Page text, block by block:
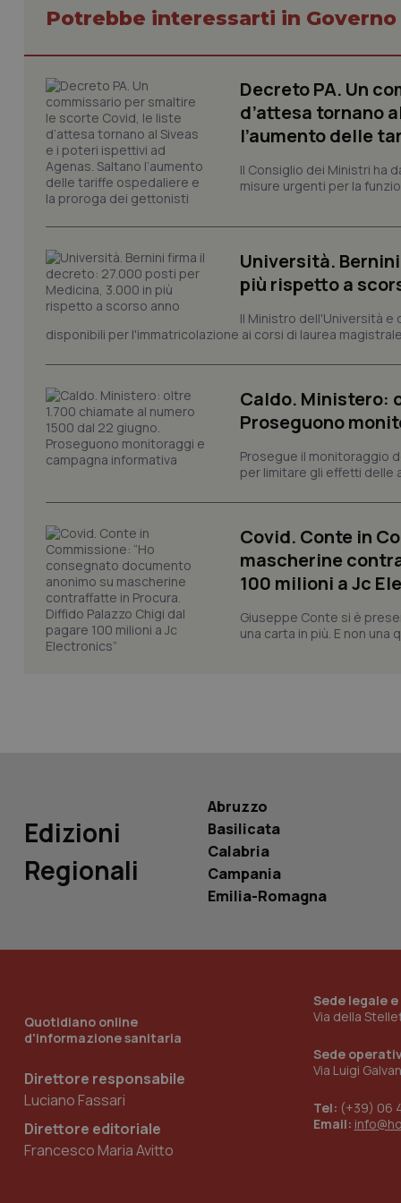
Potrebbe interessarti in
Decreto PA. Un
d’attesa tornano
l’aumento delle
Il Consiglio dei Ministri ha
misure urgenti per la
Università.
più rispetto a
Il Ministro dell'Università e
disponibili per l'immatricolazione ai corsi di laurea
Caldo. Ministero:
Proseguono
Prosegue il monitoraggio
per limitare gli effetti delle
Covid. Conte in
mascherine
100 milioni a Jc
Giuseppe Conte si è
una carta in più. E non
Edizioni
Regionali
Abruzzo
Basilicata
Calabria
Campania
Emilia-Romagna
Quotidiano online
d'informazione sanitaria
Direttore responsabile
Luciano Fassari
Direttore editoriale
Francesco Maria Avitto
Sede legale
Via della
Sede
Via Luigi
Tel: (+39) 06
Email:
I cookie necessari
e l'accesso alle
tracking-sites-
tracking-sites-
session-id
ROLLOUT_TOKEN
ironfish-tracking-
named-enable